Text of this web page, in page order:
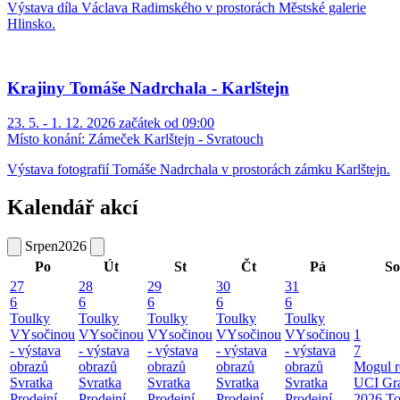
Výstava díla Václava Radimského v prostorách Městské galerie
Hlinsko.
Krajiny Tomáše Nadrchala - Karlštejn
23. 5. - 1. 12. 2026 začátek od 09:00
Místo konání: Zámeček Karlštejn - Svratouch
Výstava fotografií Tomáše Nadrchala v prostorách zámku Karlštejn.
Kalendář akcí
Srpen2026
Po
Út St Čt Pá
So
27
6
Toulky
VYsočinou
- výstava
obrazů
Svratka
28
6
Toulky
VYsočinou
- výstava
obrazů
Svratka
29
6
Toulky
VYsočinou
- výstava
obrazů
Svratka
30
6
Toulky
VYsočinou
- výstava
obrazů
Svratka
31
6
Toulky
VYsočinou
- výstava
obrazů
Svratka
1
7
Mogul
UCI